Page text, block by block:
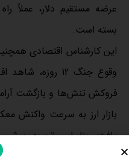
عرضه مستقیم دلار، عملاً
بسته است.
این کارشناس اقتصادی
وقوع جنگ 12
فروکش تنش‌ها و بازگشت
بازار ارز به سرعت واکنش
یافت. بنابراین تجربه